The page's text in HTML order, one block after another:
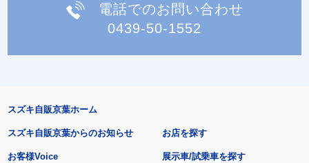
電話でのお問い合わせ
0439-50-1552
スズキ自販京葉ホーム
スズキ自販京葉からのお知らせ
お客様Voice
お店を探す
展示車/試乗車を探す